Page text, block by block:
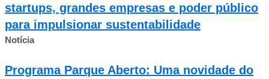
startups, grandes empresas e poder público
para impulsionar sustentabilidade
Notícia
Programa Parque Aberto: Uma novidade do